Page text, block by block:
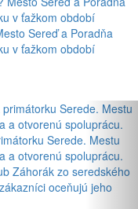
Sereď a Poradňa
v ťažkom období
Serede. Mestu
a otvorenú spoluprácu.